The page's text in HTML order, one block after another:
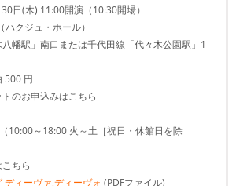
日(木) 11:00開演（10:30開場）
クジュ・ホール）
幡駅」南口または千代田線「代々木公園駅」1
500 円
のお申込みはこちら
10:00～18:00 火～土［祝日・休館日を除
ちら
ディーヴァ,ディーヴォ (PDFファイル)